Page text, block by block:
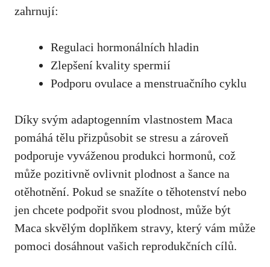
zahrnují:
Regulaci hormonálních hladin
Zlepšení kvality spermií
Podporu ovulace a menstruačního cyklu
Díky svým adaptogenním vlastnostem Maca
pomáhá tělu přizpůsobit se stresu a zároveň
podporuje vyváženou produkci hormonů, což
může pozitivně ovlivnit plodnost a šance na
otěhotnění. Pokud se snažíte o těhotenství nebo
jen chcete podpořit svou plodnost, může být
Maca skvělým doplňkem stravy, který vám může
pomoci dosáhnout vašich reprodukčních cílů.